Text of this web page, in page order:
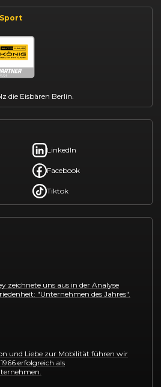
die Eisbären Berlin.
LinkedIn
Facebook
Tiktok
zeichnete uns aus in der Analyse
"Unternehmen des Jahres".
und Liebe zur Mobilität führen wir
erfolgreich als